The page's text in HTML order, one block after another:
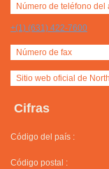
Número de teléfono del
+(1) (631) 422-7600
Número de fax
Sitio web oficial de
Cifras
Código del país :
Código postal :